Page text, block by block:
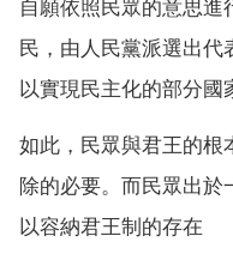
自願依照民眾的意思進
民，由人民黨派選出代
以實現民主化的部分國
如此，民眾與君王的根
除的必要。而民眾出
以容納君王制的存在